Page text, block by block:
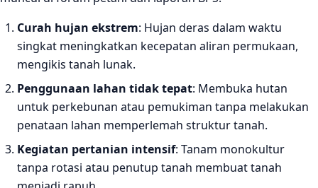
Curah hujan ekstrem: Hujan deras dalam waktu
singkat meningkatkan kecepatan aliran permukaan,
mengikis tanah lunak.
Penggunaan lahan tidak tepat: Membuka hutan
untuk perkebunan atau pemukiman tanpa melakukan
penataan lahan memperlemah struktur tanah.
Kegiatan pertanian intensif: Tanam monokultur
tanpa rotasi atau penutup tanah membuat tanah